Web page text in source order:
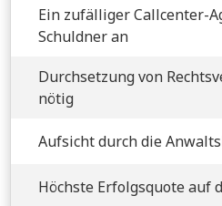
Ein zufälliger Callcenter-
Schuldner an
Durchsetzung von
nötig
Aufsicht durch die
Höchste Erfolgsquote auf